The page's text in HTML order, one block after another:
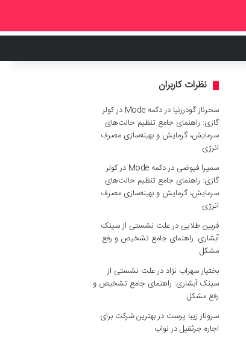
نظرات کاربران
سحرناز گودرزنیا در
دکمه Mode در کولر
گازی: راهنمای جامع تنظیم حالت‌های
سرمایش، گرمایش و بهینه‌سازی مصرف
انرژی
سمیرا فیوضی در
دکمه Mode در کولر
گازی: راهنمای جامع تنظیم حالت‌های
سرمایش، گرمایش و بهینه‌سازی مصرف
انرژی
فربین طلایی درعلت نشستی از سینک
آبشاری: راهنمای جامع تشخیص و رفع
مشکل
بختیار سهراب نژاد درعلت نشستی از
سینک آبشاری: راهنمای جامع تشخیص و
رفع مشکل
سروناز زیبا پرست دربهترین شرکت برای
اجاره جرثقیل در نواب